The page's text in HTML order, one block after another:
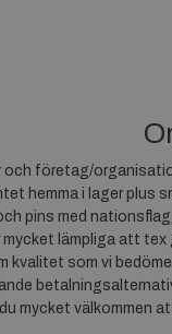
och företag/
hemma i lager plus
pins med
lämpliga att
kvalitet som vi
mycket välkommen